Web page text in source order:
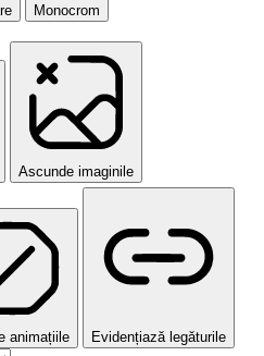
Monocrom
Ascunde imaginile
animațiile Evidențiază legăturile